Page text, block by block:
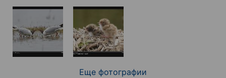
Еще фотографии